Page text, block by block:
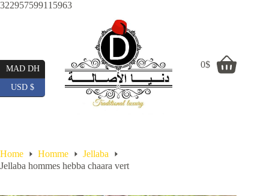
322957599115963Skip
Shopping
0$
Home Homme
Jellaba
Jellaba hommes hebba chaara vert
MAD DH
USD $